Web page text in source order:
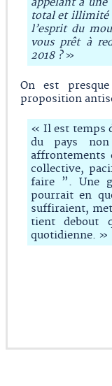
total et illimité
l’esprit du
vous prêt à
2018 ? »
On est
proposition
« Il est temps
du pays
affrontements
collective,
faire ”. Une
pourrait en
suffiraient,
tient debout
quotidienne. »